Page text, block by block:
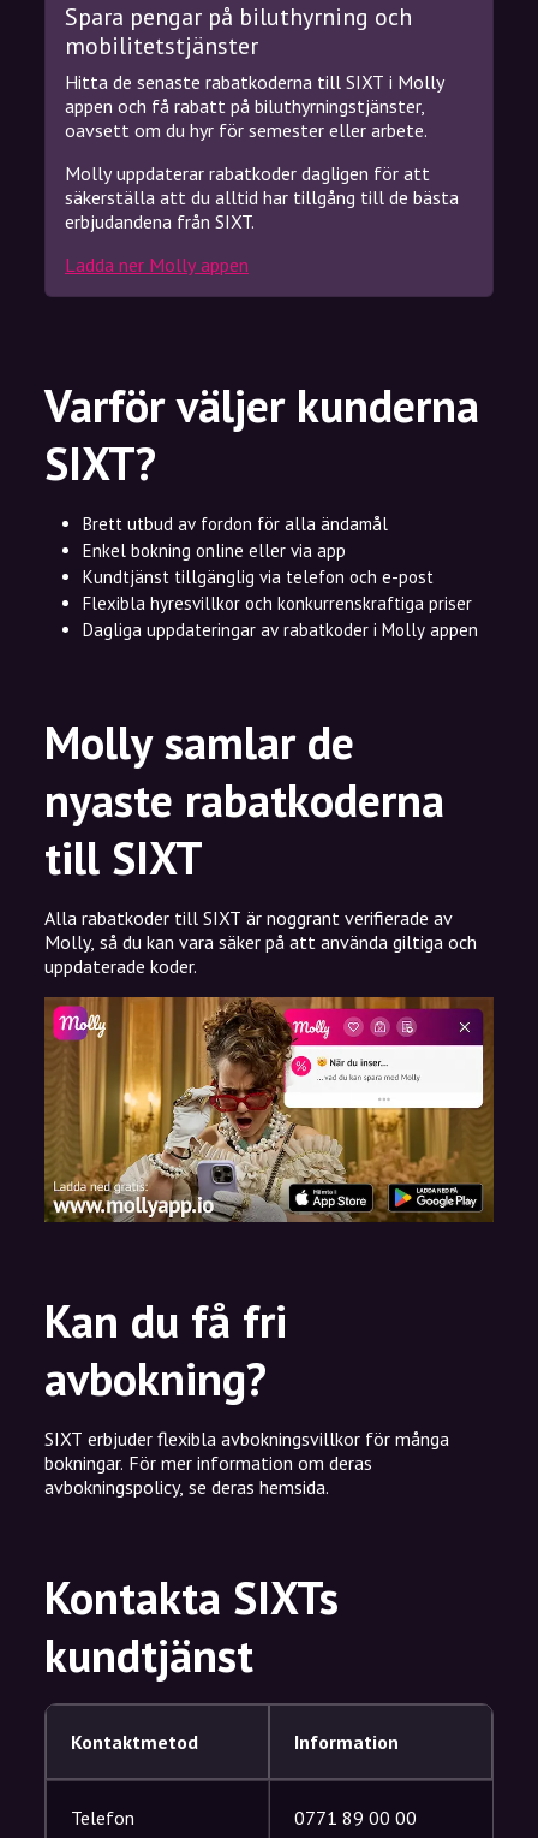
Spara pengar på biluthyrning och
mobilitetstjänster
Hitta de senaste rabatkoderna till SIXT i Molly
appen och få rabatt på biluthyrningstjänster,
oavsett om du hyr för semester eller arbete.
Molly uppdaterar rabatkoder dagligen för att
säkerställa att du alltid har tillgång till de bästa
erbjudandena från SIXT.
Ladda ner Molly appen
Varför väljer kunderna
SIXT?
Brett utbud av fordon för alla ändamål
Enkel bokning online eller via app
Kundtjänst tillgänglig via telefon och e-post
Flexibla hyresvillkor och konkurrenskraftiga priser
Dagliga uppdateringar av rabatkoder i Molly appen
Molly samlar de
nyaste rabatkoderna
till SIXT
Alla rabatkoder till SIXT är noggrant verifierade av
Molly, så du kan vara säker på att använda giltiga och
uppdaterade koder.
Kan du få fri
avbokning?
SIXT erbjuder flexibla avbokningsvillkor för många
bokningar. För mer information om deras
avbokningspolicy, se deras hemsida.
Kontakta SIXTs
kundtjänst
Kontaktmetod Information
Telefon 0771 89 00 00